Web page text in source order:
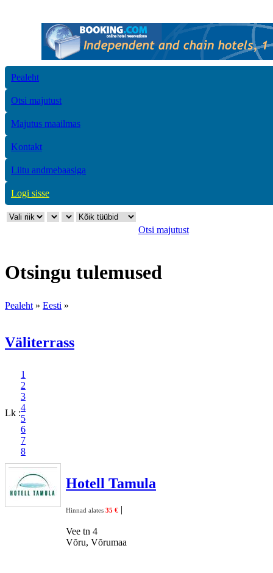
Pealeht
Otsi majutust
Majutus maailmas
Kontakt
Liitu andmebaasiga
Logi sisse
Otsi majutust
Otsingu tulemused
Pealeht » Eesti »
Väliterrass
Lk :
1
2
3
4
5
6
7
8
Hotell Tamula
Hinnad alates 35 € |
Vee tn 4
Võru, Võrumaa